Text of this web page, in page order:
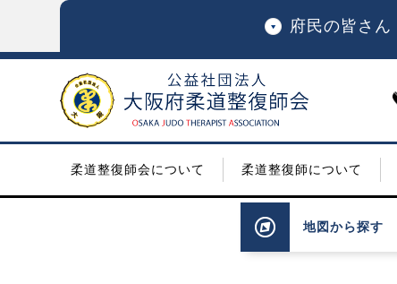
府民の皆さん
柔道整復師会について 柔道整復師について
地図から探す